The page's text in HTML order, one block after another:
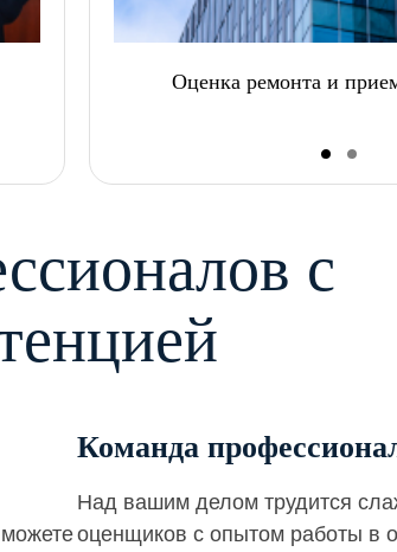
Оценка ремонта и
с
Команда
Над вашим делом трудится
оценщиков с опытом работы в